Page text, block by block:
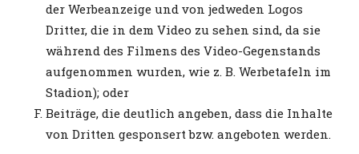
der Werbeanzeige und von jedweden Logos
Dritter, die in dem Video zu sehen sind, da sie
während des Filmens des Video-Gegenstands
aufgenommen wurden, wie z. B. Werbetafeln im
Stadion); oder
Beiträge, die deutlich angeben, dass die Inhalte
von Dritten gesponsert bzw. angeboten werden.